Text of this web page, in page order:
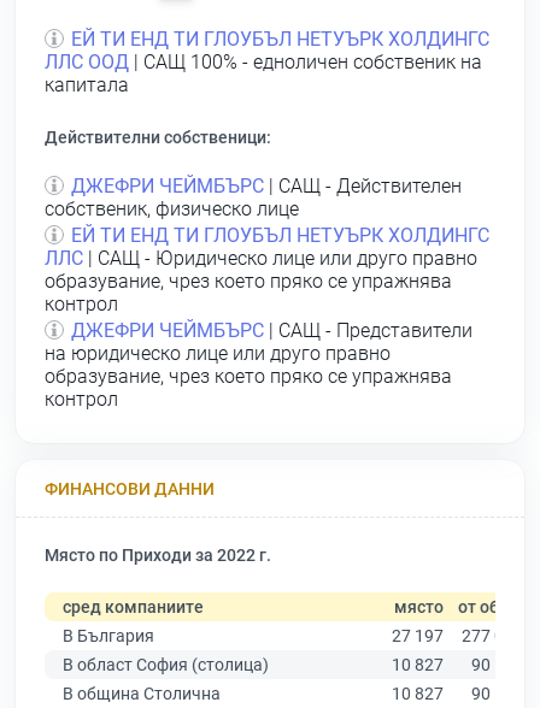
ЕЙ ТИ ЕНД ТИ ГЛОУБЪЛ НЕТУЪРК ХОЛДИНГС
ЛЛС ООД | САЩ 100% - едноличен собственик на
капитала
Действителни собственици:
ДЖЕФРИ ЧЕЙМБЪРС | САЩ - Действителен
собственик, физическо лице
ЕЙ ТИ ЕНД ТИ ГЛОУБЪЛ НЕТУЪРК ХОЛДИНГС
ЛЛС | САЩ - Юридическо лице или друго правно
образувание, чрез което пряко се упражнява
контрол
ДЖЕФРИ ЧЕЙМБЪРС | САЩ - Представители
на юридическо лице или друго правно
образувание, чрез което пряко се упражнява
контрол
ФИНАНСОВИ ДАННИ
Място по Приходи за 2022 г.
сред компаниите място от общо
В България
27 197
277 019
В област София (столица)
10 827
90 178
В община Столична
10 827
90 178